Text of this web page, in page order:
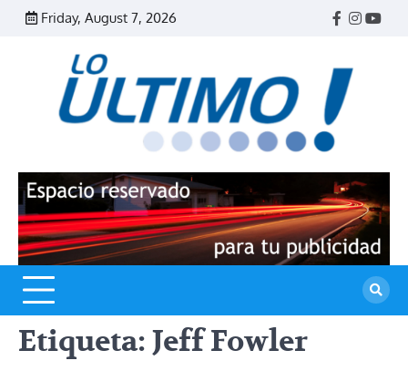
Skip
Friday, August 7, 2026
Facebook
Etiqueta: Jeff Fowler